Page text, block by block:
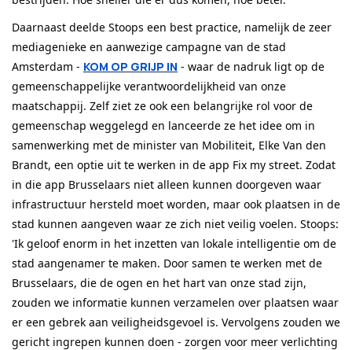
Daarnaast deelde Stoops een best practice, namelijk de zeer
mediagenieke en aanwezige campagne van de stad
Amsterdam - KOM OP GRIJP IN - waar de nadruk ligt op de
gemeenschappelijke verantwoordelijkheid van onze
maatschappij. Zelf ziet ze ook een belangrijke rol voor de
gemeenschap weggelegd en lanceerde ze het idee om in
samenwerking met de minister van Mobiliteit, Elke Van den
Brandt, een optie uit te werken in de app Fix my street. Zodat
in die app Brusselaars niet alleen kunnen doorgeven waar
infrastructuur hersteld moet worden, maar ook plaatsen in de
stad kunnen aangeven waar ze zich niet veilig voelen. Stoops:
'Ik geloof enorm in het inzetten van lokale intelligentie om de
stad aangenamer te maken. Door samen te werken met de
Brusselaars, die de ogen en het hart van onze stad zijn,
zouden we informatie kunnen verzamelen over plaatsen waar
er een gebrek aan veiligheidsgevoel is. Vervolgens zouden we
gericht ingrepen kunnen doen - zorgen voor meer verlichting